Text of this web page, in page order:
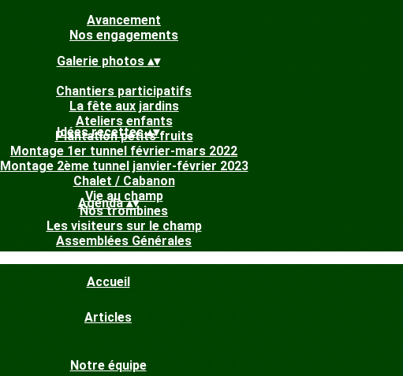
Avancement
Nos engagements
Galerie photos ▴▾
Chantiers participatifs
La fête aux jardins
Ateliers enfants
Plantation petits fruits
Montage 1er tunnel février-mars 2022
Montage 2ème tunnel janvier-février 2023
Chalet / Cabanon
Vie au champ
Nos trombines
Les visiteurs sur le champ
Assemblées Générales
Idées recettes▴▾
Agenda▴▾
Accueil
Articles
Notre équipe